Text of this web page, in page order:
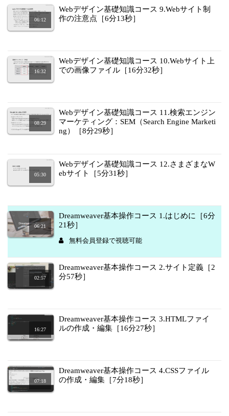
06:12
Webデザイン基礎知識コース 9.Webサイト制
作の注意点［6分13秒］
16:32
Webデザイン基礎知識コース 10.Webサイト上
での画像ファイル［16分32秒］
08:29
Webデザイン基礎知識コース 11.検索エンジン
マーケティング：SEM（Search Engine Marketi
ng）［8分29秒］
05:30
Webデザイン基礎知識コース 12.さまざまなW
ebサイト［5分31秒］
06:21
Dreamweaver基本操作コース 1.はじめに［6分
21秒］
無料会員登録で視聴可能
02:57
Dreamweaver基本操作コース 2.サイト定義［2
分57秒］
16:27
Dreamweaver基本操作コース 3.HTMLファイ
ルの作成・編集［16分27秒］
07:18
Dreamweaver基本操作コース 4.CSSファイル
の作成・編集［7分18秒］